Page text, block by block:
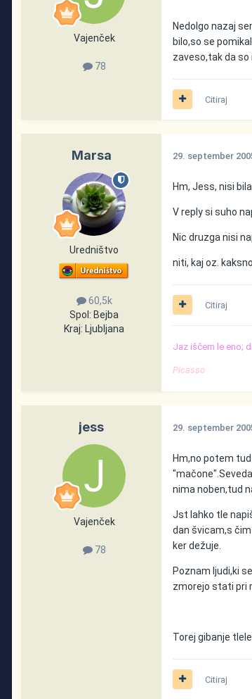
Vajenček
78
Nedolgo nazaj
bilo,so se
zaveso,tak da so
Citiraj
Marsa
Uredništvo
60,5k
Spol: Bejba
Kraj: Ljubljana
29. september
Hm, Jess, nisi
V reply si suho
Nic druzga nisi
niti, kaj oz.
Citiraj
Jaz iščem le eno;
Picasso
jess
Vajenček
78
29. september
Hm,no potem
nima noben,tud
Jst lahko tle
dan švicam,s
ker dežuje.
Poznam ljudi,ki
zmorejo stati pri
Torej gibanje
Citiraj